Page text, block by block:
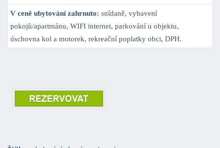
V ceně ubytování zahrnuto: snídaně, vybavení
pokojů/apartmánu, WIFI internet, parkování u objektu,
úschovna kol a motorek, rekreační poplatky obci, DPH.